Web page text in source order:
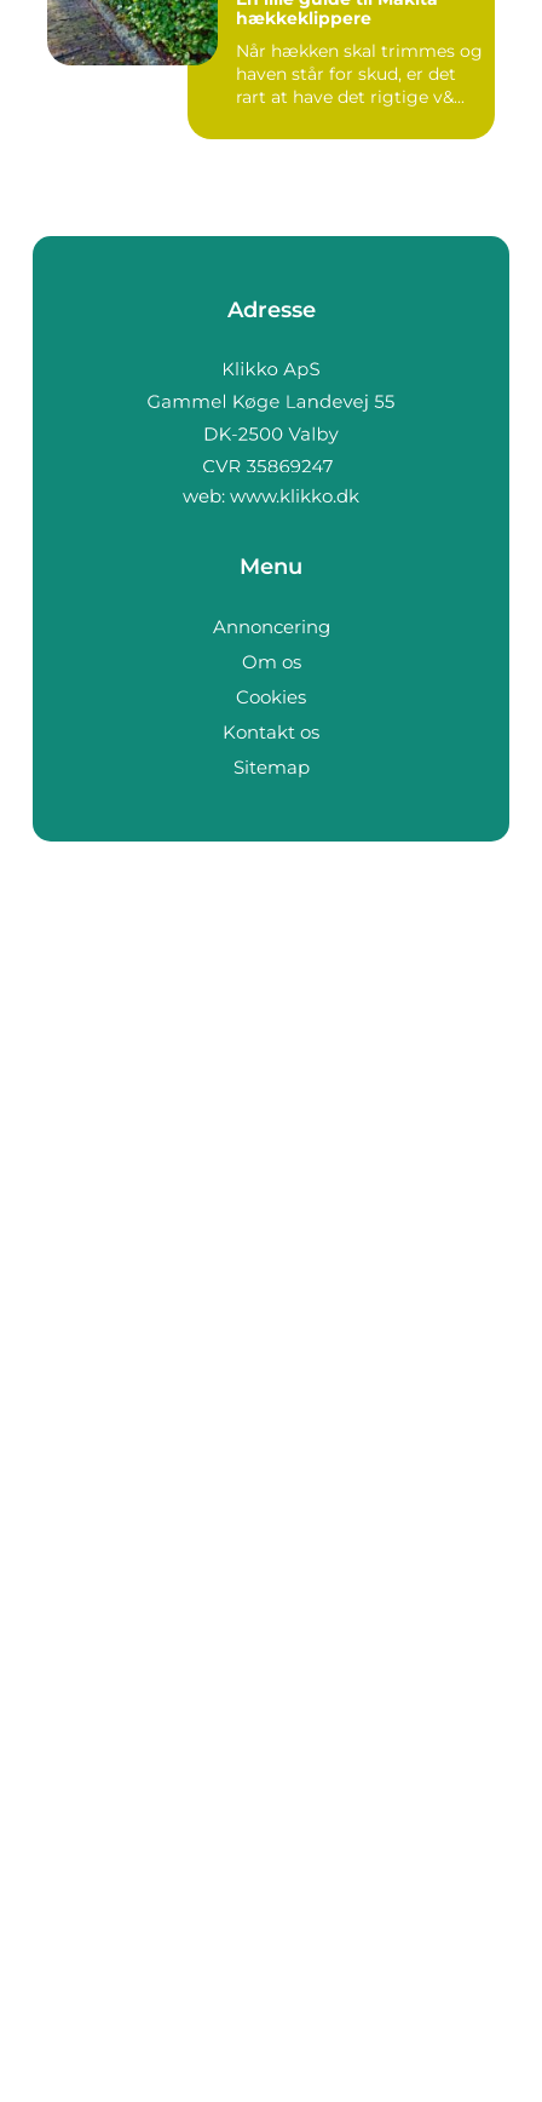
hækkeklippere
Når hækken skal trimmes og
haven står for skud, er det
rart at have det rigtige v&...
Adresse
web: www.klikko.dk
Menu
Annoncering
Om os
Cookies
Kontakt os
Sitemap